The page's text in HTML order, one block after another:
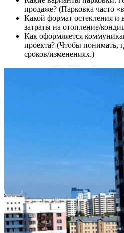
продаже? (Парковка часто
Какой формат остекления
затраты на отопление/
Как оформляется
проекта? (Чтобы понимать,
сроков/изменениях.)